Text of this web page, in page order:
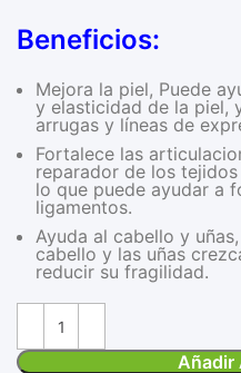
Beneficios:
Mejora la piel, Puede
y elasticidad de la piel,
arrugas y líneas de
Fortalece las
reparador de los
lo que puede ayudar a
ligamentos.
Ayuda al cabello y
cabello y las uñas
reducir su fragilidad.
Añadir